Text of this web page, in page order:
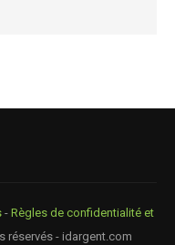
- Règles de confidentialité et
réservés - idargent.com